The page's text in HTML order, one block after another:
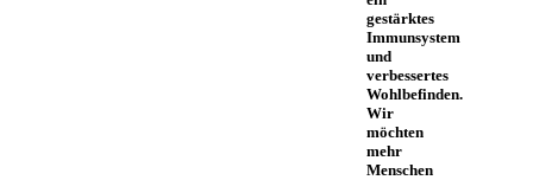
gestärktes
Immunsystem
und
verbessertes
Wohlbefinden.
Wir
möchten
mehr
Menschen